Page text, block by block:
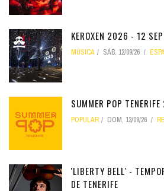
KEROXEN 2026 - 12
MÚSICA SÁB, 12/09/26
SUMMER POP
POPULAR DOM, 13/09/26
'LIBERTY BELL' -
DE TENERIFE